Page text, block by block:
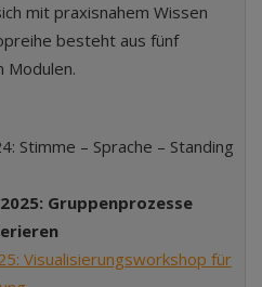
mit praxisnahem Wissen
besteht aus fünf
Modulen.
Stimme – Sprache – Standing
Gruppenprozesse
Visualisierungsworkshop für